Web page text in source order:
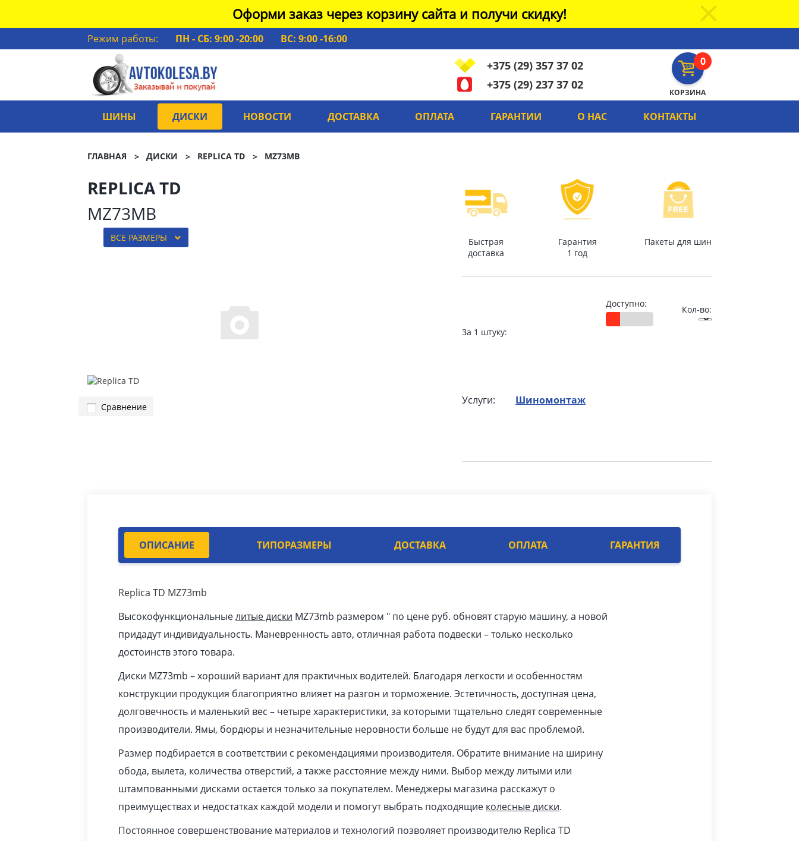
Оформи заказ через корзину сайта и получи скидку!
Режим работы: ПН - СБ: 9:00 -20:00
ВС: 9:00 -16:00
0
КОРЗИНА
+375 (29) 357 37 02
+375 (29) 237 37 02
ШИНЫ ДИСКИ НОВОСТИ ДОСТАВКА ОПЛАТА ГАРАНТИИ О НАС КОНТАКТЫ
ГЛАВНАЯ ДИСКИ REPLICA TD MZ73MB
REPLICA TD
MZ73MB
ВСЕ РАЗМЕРЫ
Сравнение
Быстрая
доставка
Гарантия
1 год
Пакеты для шин
Доступно:
Кол-во:
За 1 штуку:
Услуги: Шиномонтаж
ОПИСАНИЕ ТИПОРАЗМЕРЫ ДОСТАВКА ОПЛАТА ГАРАНТИЯ
Replica TD MZ73mb
Высокофункциональныелитые диски MZ73mb размером ″ по цене руб. обновят старую машину, а новой
придадут индивидуальность. Маневренность авто, отличная работа подвески – только несколько
достоинств этого товара.
Диски MZ73mb – хороший вариант для практичных водителей. Благодаря легкости и особенностям
конструкции продукция благоприятно влияет на разгон и торможение. Эстетичность, доступная цена,
долговечность и маленький вес – четыре характеристики, за которыми тщательно следят современные
производители. Ямы, бордюры и незначительные неровности больше не будут для вас проблемой.
Размер подбирается в соответствии с рекомендациями производителя. Обратите внимание на ширину
обода, вылета, количества отверстий, а также расстояние между ними. Выбор между литыми или
штампованными дисками остается только за покупателем. Менеджеры магазина расскажут о
преимуществах и недостатках каждой модели и помогут выбрать подходящие колесные диски.
Постоянное совершенствование материалов и технологий позволяет производителю Replica TD